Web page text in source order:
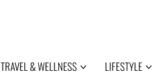
TRAVEL & WELLNESS LIFESTYLE